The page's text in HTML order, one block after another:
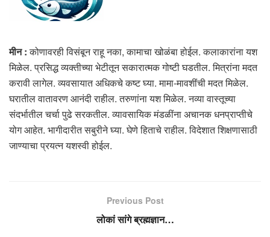
मीन :कोणावरही विसंबून राहू नका, कामाचा खोळंबा होईल. कलाकारांना यश
मिळेल. प्रसिद्ध व्यक्तीच्या भेटीतून सकारात्मक गोष्टी घडतील. मित्रांना मदत
करावी लागेल. व्यवसायात अधिकचे कष्ट घ्या. मामा-मावशींची मदत मिळेल.
घरातील वातावरण आनंदी राहील. तरुणांना यश मिळेल. नव्या वास्तूच्या
संदर्भातील चर्चा पुढे सरकतील. व्यावसायिक मंडळींना अचानक धनप्राप्तीचे
योग आहेत. भागीदारीत सबुरीने घ्या. घेणे हिताचे राहील. विदेशात शिक्षणासाठी
जाण्याचा प्रयत्न यशस्वी होईल.
Previous Post
लोकां सांगे ब्रह्मज्ञान…